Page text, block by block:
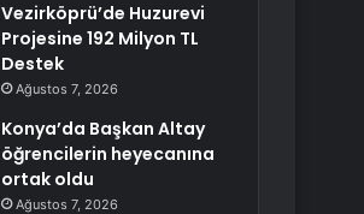
Vezirköprü’de Huzurevi
Projesine 192 Milyon TL
Destek
Ağustos 7, 2026
Konya’da Başkan Altay
öğrencilerin heyecanına
ortak oldu
Ağustos 7, 2026